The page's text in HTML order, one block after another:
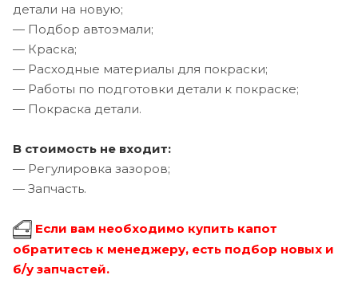
детали на новую;
— Подбор автоэмали;
— Краска;
— Расходные материалы для покраски;
— Работы по подготовки детали к покраске;
— Покраска детали.
В стоимость не входит:
— Регулировка зазоров;
— Запчасть.
Если вам необходимо купить капот
обратитесь к менеджеру, есть подбор новых и
б/у запчастей.